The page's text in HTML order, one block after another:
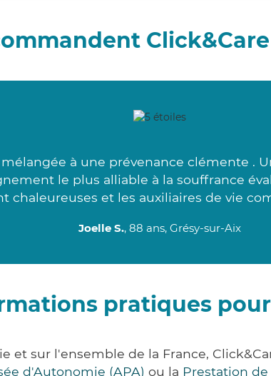
à une prévenance clémente .
le plus alliable à la souffrance
chaleureuses et les auxiliaires de vie
Joelle S., 88 ans, Grésy-sur-Aix
pratiques
et sur l'ensemble de la France,
d'Autonomie (APA) ou la Prestation